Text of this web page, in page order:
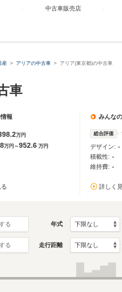
中古車販売店
産 アリアの中古車 アリア(東京都)の中古車
車
報
万円
万円～952.6 万円
みんな
総合評価
デザイン: -
積載性: -
維持費: -
詳しく
る 年式
る 走行距離